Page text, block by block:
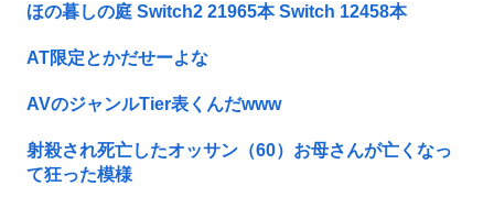
ほの暮しの庭 Switch2 21965本 Switch 12458本
AT限定とかだせーよな
AVのジャンルTier表くんだwww
射殺され死亡したオッサン（60）お母さんが亡くなっ
て狂った模様